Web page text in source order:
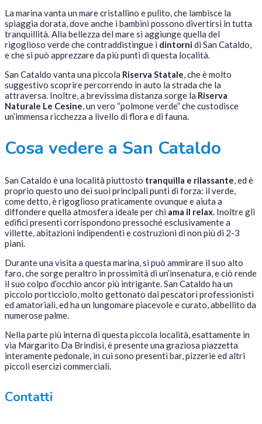
La marina vanta un mare cristallino e pulito, che lambisce la
spiaggia dorata, dove anche i bambini possono divertirsi in tutta
tranquillità. Alla bellezza del mare si aggiunge quella del
rigoglioso verde che contraddistingue i dintornidi San Cataldo,
e che si può apprezzare da più punti di questa località.
San Cataldo vanta una piccola Riserva Statale, che è molto
suggestivo scoprire percorrendo in auto la strada che la
attraversa. Inoltre, a brevissima distanza sorge la Riserva
Naturale Le Cesine, un vero “polmone verde” che custodisce
un’immensa ricchezza a livello di flora e di fauna.
Cosa vedere a San Cataldo
San Cataldo è una località piuttosto tranquilla e rilassante, ed è
proprio questo uno dei suoi principali punti di forza: il verde,
come detto, è rigoglioso praticamente ovunque e aiuta a
diffondere quella atmosfera ideale per chi ama il relax. Inoltre gli
edifici presenti corrispondono pressoché esclusivamente a
villette, abitazioni indipendenti e costruzioni di non più di 2-3
piani.
Durante una visita a questa marina, si può ammirare il suo alto
faro, che sorge peraltro in prossimità di un’insenatura, e ciò rende
il suo colpo d’occhio ancor più intrigante. San Cataldo ha un
piccolo porticciolo, molto gettonato dai pescatori professionisti
ed amatoriali, ed ha un lungomare piacevole e curato, abbellito da
numerose palme.
Nella parte più interna di questa piccola località, esattamente in
via Margarito Da Brindisi, è presente una graziosa piazzetta
interamente pedonale, in cui sono presenti bar, pizzerie ed altri
piccoli esercizi commerciali.
Contatti